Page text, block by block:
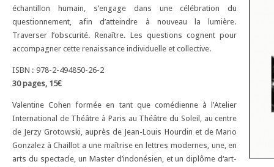
échantillon humain, s’engage dans une célébration du
questionnement, afin d’atteindre à nouveau la lumière.
Traverser l’obscurité. Renaître. Les questions cognent pour
accompagner cette renaissance individuelle et collective.
ISBN : 978-2-494850-26-2
30 pages, 15€
Valentine Cohen formée en tant que comédienne à l’Atelier
International de Théâtre à Paris au Théâtre du Soleil, au centre
de Jerzy Grotowski, auprès de Jean-Louis Hourdin et de Mario
Gonzalez à Chaillot a une maîtrise en lettres modernes, une, en
arts du spectacle, un Master d’indonésien, et un diplôme d‘art-